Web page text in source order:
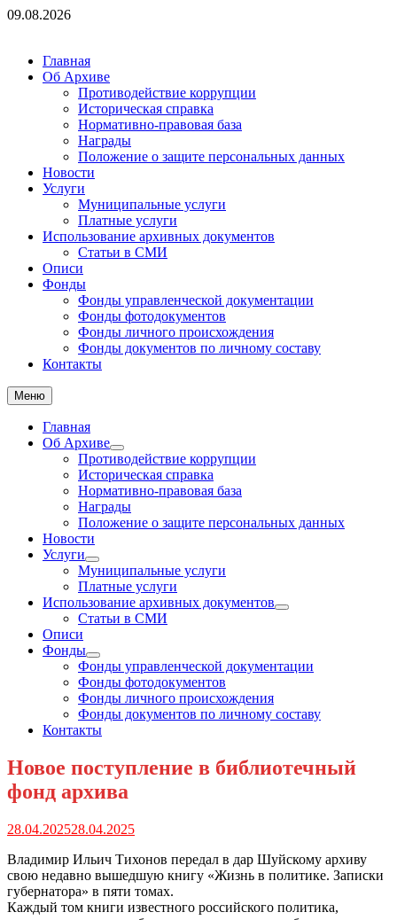
Перейти
09.08.2026
Главная
Об Архиве
Противодействие коррупции
Историческая справка
Нормативно-правовая база
Награды
Положение о защите персональных данных
Новости
Услуги
Муниципальные услуги
Платные услуги
Использование архивных документов
Статьи в СМИ
Описи
Фонды
Фонды управленческой документации
Фонды фотодокументов
Фонды личного происхождения
Фонды документов по личному составу
Контакты
Меню
Главная
Об Архиве
Show
sub
menu
Противодействие коррупции
Историческая справка
Нормативно-правовая база
Награды
Положение о защите персональных данных
Новости
Услуги
Show
sub
menu
Муниципальные услуги
Платные услуги
Использование архивных документов
Show
Статьи в СМИ
Описи
Фонды
Show
sub
menu
Фонды управленческой документации
Фонды фотодокументов
Фонды личного происхождения
Фонды документов по личному составу
Контакты
Новое поступление в библиотечный
фонд архива
28.04.202528.04.2025
Владимир Ильич Тихонов передал в дар Шуйскому архиву
свою недавно вышедшую книгу «Жизнь в политике. Записки
губернатора» в пяти томах.
Каждый том книги известного российского политика,